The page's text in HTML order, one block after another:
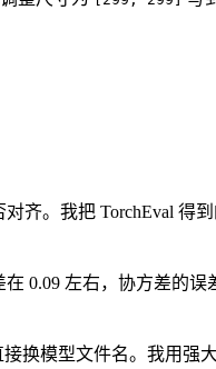
齐。我把 TorchEval 得
0.09 左右，协方差的误
换模型文件名。我用强